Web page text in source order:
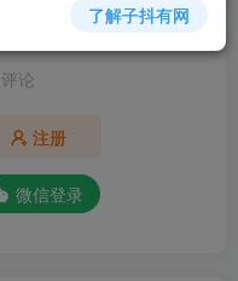
论
注册
微信登录
了解子抖有网